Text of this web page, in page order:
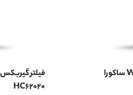
فیلتر گیربکس WD962/19 ساکورا
HC62020